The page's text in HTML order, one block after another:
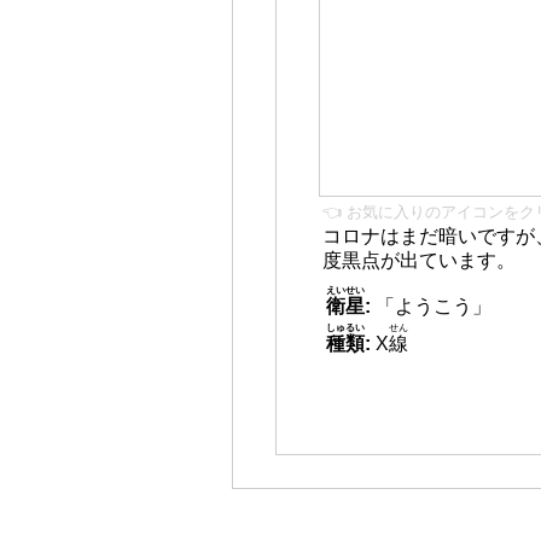
👈 お気に入りのアイコンをク
コロナはまだ暗いです
度黒点が出ています。
衛星
えいせい
:
「ようこう」
種類
しゅるい
: X線
せん